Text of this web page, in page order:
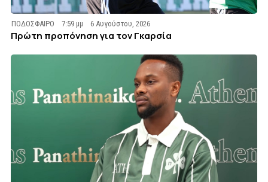
ΠΟΔΟΣΦΑΙΡΟ 7:59 μμ 6 Αυγούστου, 2026
Πρώτη προπόνηση για τον Γκαρσία